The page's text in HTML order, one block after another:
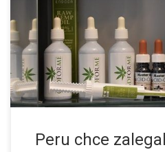
mają na celu wyeliminowanie
handlarzami z powierzchni ziemi,
przykładów na to, że jednak myśli
jej dobru. Na przykład Peru
wojnie przeciw narkotykowej,
Peru chce